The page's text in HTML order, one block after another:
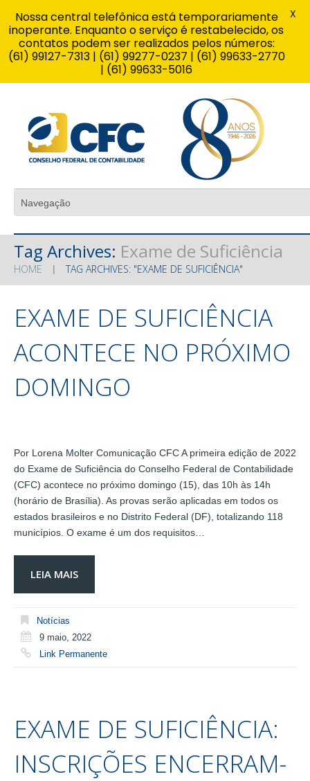
Tag Archives: Exame de Suficiência
HOME TAG ARCHIVES: "EXAME DE SUFICIÊNCIA"
EXAME DE SUFICIÊNCIA
ACONTECE NO PRÓXIMO
DOMINGO
Por Lorena Molter Comunicação CFC A primeira edição de 2022
do Exame de Suficiência do Conselho Federal de Contabilidade
(CFC) acontece no próximo domingo (15), das 10h às 14h
(horário de Brasília). As provas serão aplicadas em todos os
estados brasileiros e no Distrito Federal (DF), totalizando 118
municípios. O exame é um dos requisitos…
LEIA MAIS
Notícias
9 maio, 2022
Link Permanente
EXAME DE SUFICIÊNCIA:
INSCRIÇÕES ENCERRAM-
Nossa central telefônica está temporariamente
inoperante. Enquanto o serviço é restabelecido, os
contatos podem ser realizados pelos números:
(61) 99127-7313 | (61) 99277-0237 | (61) 99633-2770
| (61) 99633-5016
X